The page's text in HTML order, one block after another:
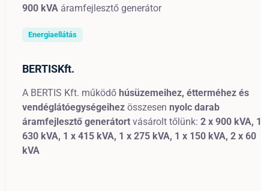
900 kVA áramfejlesztő generátor
Energiaellátás
BERTISKft.
A BERTIS Kft. működő húsüzemeihez, étterméhez és
vendéglátóegységeihez összesen nyolc darab
áramfejlesztő generátort vásárolt tőlünk: 2 x 900 kVA, 1
630 kVA, 1 x 415 kVA, 1 x 275 kVA, 1 x 150 kVA, 2 x 60
kVA